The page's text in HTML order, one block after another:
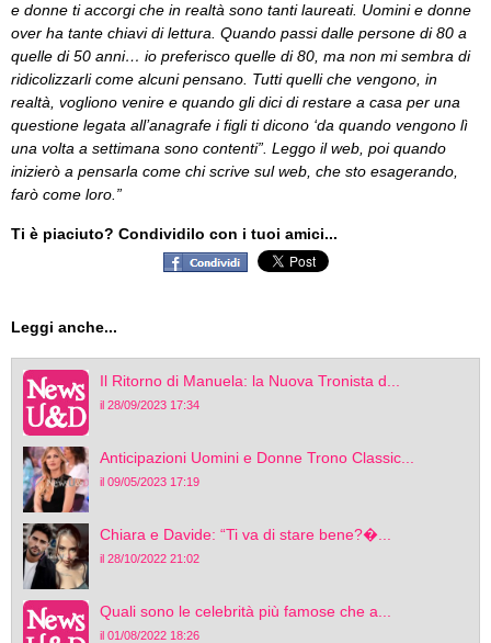
e donne ti accorgi che in realtà sono tanti laureati. Uomini e donne
over ha tante chiavi di lettura. Quando passi dalle persone di 80 a
quelle di 50 anni… io preferisco quelle di 80, ma non mi sembra di
ridicolizzarli come alcuni pensano. Tutti quelli che vengono, in
realtà, vogliono venire e quando gli dici di restare a casa per una
questione legata all’anagrafe i figli ti dicono ‘da quando vengono lì
una volta a settimana sono contenti”. Leggo il web, poi quando
inizierò a pensarla come chi scrive sul web, che sto esagerando,
farò come loro.”
Ti è piaciuto? Condividilo con i tuoi amici...
Leggi anche...
Il Ritorno di Manuela: la Nuova Tronista d...
il 28/09/2023 17:34
Anticipazioni Uomini e Donne Trono Classic...
il 09/05/2023 17:19
Chiara e Davide: “Ti va di stare bene?�...
il 28/10/2022 21:02
Quali sono le celebrità più famose che a...
il 01/08/2022 18:26